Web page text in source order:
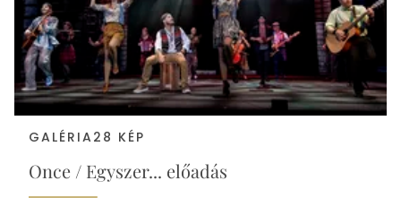
GALÉRIA 28 KÉP
Once / Egyszer... előadás